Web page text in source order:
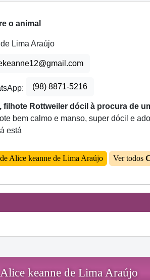
o animal
Lima Araújo
(98) 8871-5216
filhote Rottweiler dócil à procura de
bem calmo e manso, super dócil e
está
Alice keanne de Lima Araújo Ver todos
keanne de Lima Araújo